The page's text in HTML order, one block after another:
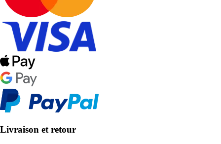
Livraison et retour